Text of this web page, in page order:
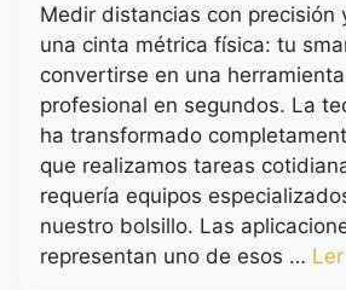
Medir distancias con precisión
una cinta métrica física: tu
convertirse en una
profesional en segundos. La
ha transformado
que realizamos tareas
requería equipos
nuestro bolsillo. Las
representan uno de esos …